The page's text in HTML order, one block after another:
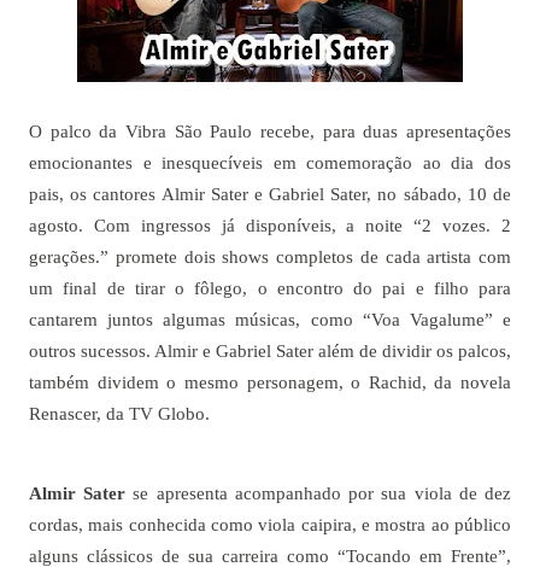
O palco da Vibra São Paulo recebe, para duas apresentações
emocionantes e inesquecíveis em comemoração ao dia dos
pais, os cantores Almir Sater e Gabriel Sater, no sábado, 10 de
agosto. Com ingressos já disponíveis, a noite “2 vozes. 2
gerações.” promete dois shows completos de cada artista com
um final de tirar o fôlego, o encontro do pai e filho para
cantarem juntos algumas músicas, como “Voa Vagalume” e
outros sucessos. Almir e Gabriel Sater além de dividir os palcos,
também dividem o mesmo personagem, o Rachid, da novela
Renascer, da TV Globo.
Almir Sater se apresenta acompanhado por sua viola de dez
cordas, mais conhecida como viola caipira, e mostra ao público
alguns clássicos de sua carreira como “Tocando em Frente”,